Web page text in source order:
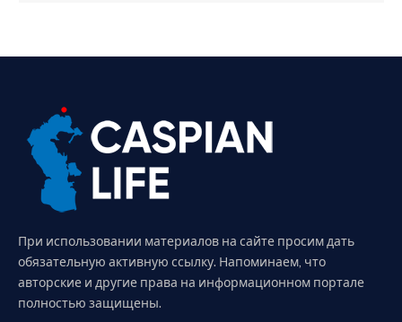
При использовании материалов на сайте просим дать
обязательную активную ссылку. Напоминаем, что
авторские и другие права на информационном портале
полностью защищены.